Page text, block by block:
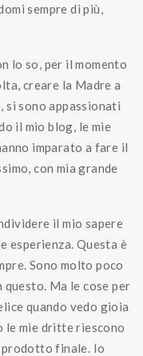
sempre di più,
lo so, per il momento
creare la Madre a
si sono appassionati
il mio blog, le mie
imparato a fare il
con mia grande
il mio sapere
esperienza. Questa è
Sono molto poco
questo. Ma le cose per
quando vedo gioia
le mie dritte riescono
finale. Io